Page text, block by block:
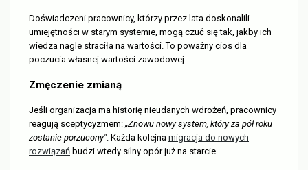
Doświadczeni pracownicy, którzy przez lata doskonalili
umiejętności w starym systemie, mogą czuć się tak, jakby ich
wiedza nagle straciła na wartości. To poważny cios dla
poczucia własnej wartości zawodowej.
Zmęczenie zmianą
Jeśli organizacja ma historię nieudanych wdrożeń, pracownicy
reagują sceptycyzmem: „Znowu nowy system, który za pół roku
zostanie porzucony". Każda kolejna migracja do nowych
rozwiązań budzi wtedy silny opór już na starcie.